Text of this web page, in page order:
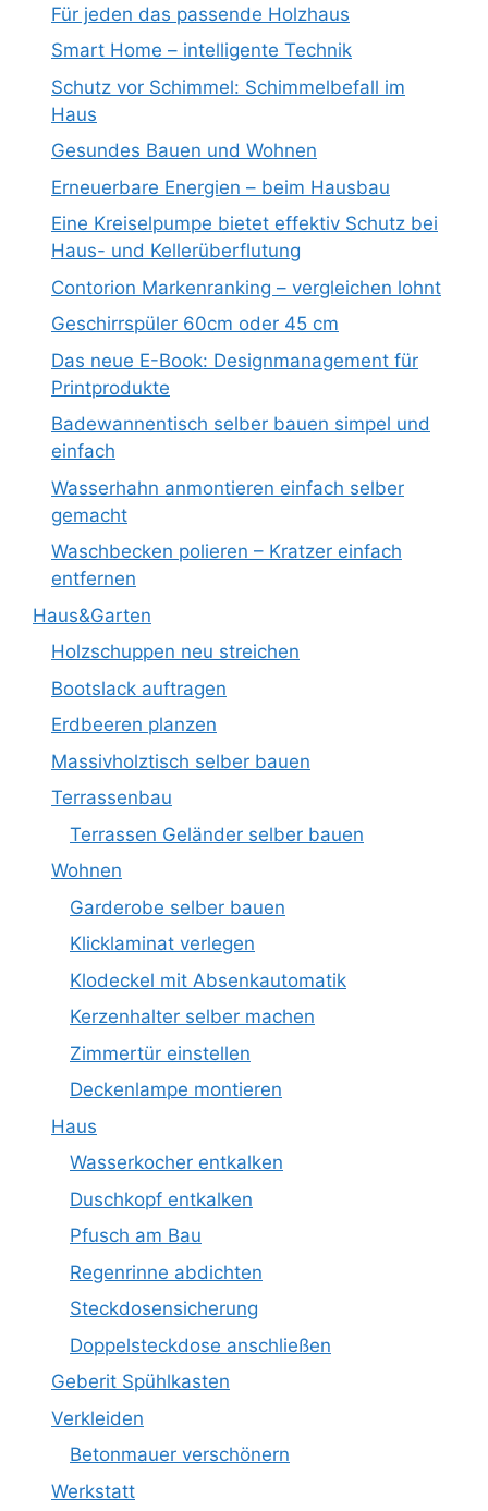
Für jeden das passende Holzhaus
Smart Home – intelligente Technik
Schutz vor Schimmel: Schimmelbefall im
Haus
Gesundes Bauen und Wohnen
Erneuerbare Energien – beim Hausbau
Eine Kreiselpumpe bietet effektiv Schutz bei
Haus- und Kellerüberflutung
Contorion Markenranking – vergleichen lohnt
Geschirrspüler 60cm oder 45 cm
Das neue E-Book: Designmanagement für
Printprodukte
Badewannentisch selber bauen simpel und
einfach
Wasserhahn anmontieren einfach selber
gemacht
Waschbecken polieren – Kratzer einfach
entfernen
Haus&Garten
Holzschuppen neu streichen
Bootslack auftragen
Erdbeeren planzen
Massivholztisch selber bauen
Terrassenbau
Terrassen Geländer selber bauen
Wohnen
Garderobe selber bauen
Klicklaminat verlegen
Klodeckel mit Absenkautomatik
Kerzenhalter selber machen
Zimmertür einstellen
Deckenlampe montieren
Haus
Wasserkocher entkalken
Duschkopf entkalken
Pfusch am Bau
Regenrinne abdichten
Steckdosensicherung
Doppelsteckdose anschließen
Geberit Spühlkasten
Verkleiden
Betonmauer verschönern
Werkstatt